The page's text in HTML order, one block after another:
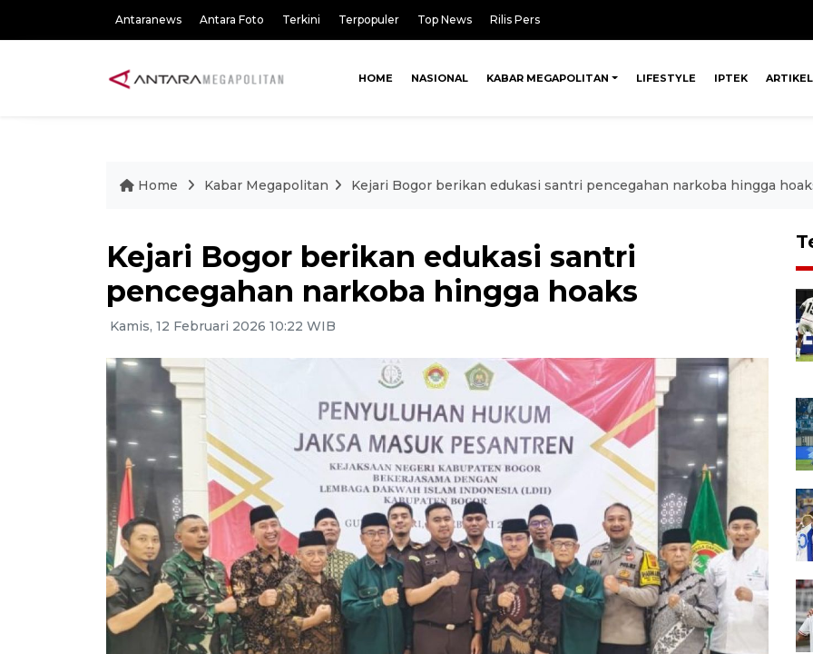
Antaranews Antara Foto Terkini Terpopuler Top News Rilis Pers
HOME NASIONAL KABAR MEGAPOLITAN LIFESTYLE IPTEK ARTIKEL
Home Kabar Megapolitan Kejari Bogor berikan edukasi santri pencegahan narkoba hingga
Kejari Bogor berikan edukasi santri
pencegahan narkoba hingga hoaks
Kamis, 12 Februari 2026 10:22 WIB